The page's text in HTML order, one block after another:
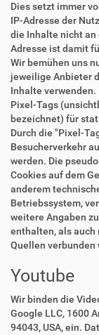
Dies setzt immer
IP-Adresse der
die Inhalte nicht an
Adresse ist damit
Wir bemühen uns
jeweilige Anbieter
Inhalte
Pixel-Tags
bezeichnet) für
Durch die "Pixel-
Besucherverkehr
werden. Die
Cookies auf dem
anderem
Betriebssystem,
weitere Angaben
enthalten, als auch
Quellen verbunden
Youtube
Wir binden die
Google LLC, 1600
94043, USA, ein.